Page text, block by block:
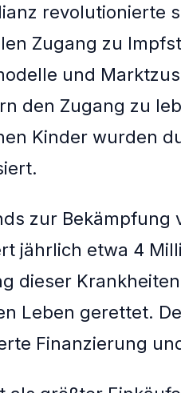
revolutionierte
Zugang zu
und
den Zugang zu
Kinder wurden
zur Bekämpfung
jährlich etwa 4
dieser
Leben gerettet.
Finanzierung